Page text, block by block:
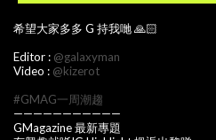
希望大家多多 G 持我哋 🙏🏻
Editor : @galaxyman
Video : @kizerot
#GMAG一周潮趨
———————————
GMagazine 最新專題